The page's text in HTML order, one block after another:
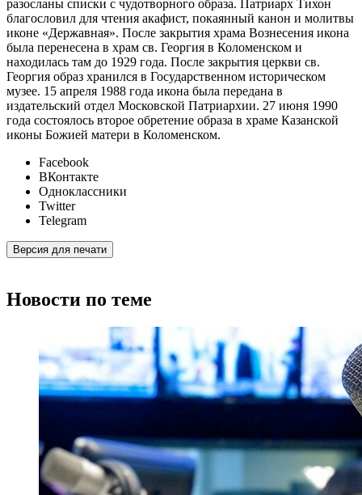
разосланы списки с чудотворного образа. Патриарх Тихон
благословил для чтения акафист, покаянный канон и молитвы
иконе «Державная». После закрытия храма Вознесения икона
была перенесена в храм св. Георгия в Коломенском и
находилась там до 1929 года. После закрытия церкви св.
Георгия образ хранился в Государственном историческом
музее. 15 апреля 1988 года икона была передана в
издательский отдел Московской Патриархии. 27 июня 1990
года состоялось второе обретение образа в храме Казанской
иконы Божией матери в Коломенском.
Facebook
ВКонтакте
Одноклассники
Twitter
Telegram
Версия для печати
Новости по теме